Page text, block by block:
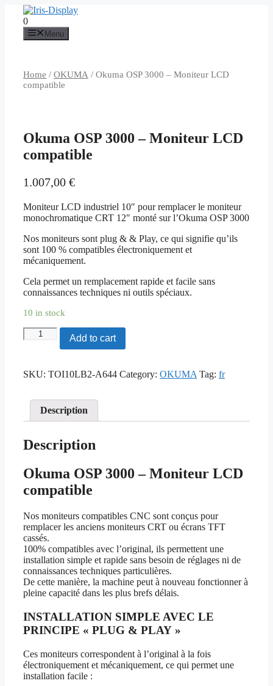
contenu
0
Menu
Home / OKUMA / Okuma OSP 3000 – Moniteur LCD
compatible
Okuma OSP 3000 – Moniteur LCD
compatible
1.007,00 €
Moniteur LCD industriel 10″ pour remplacer le moniteur
monochromatique CRT 12″ monté sur l’Okuma OSP 3000
Nos moniteurs sont plug & & Play, ce qui signifie qu’ils
sont 100 % compatibles électroniquement et
mécaniquement.
Cela permet un remplacement rapide et facile sans
connaissances techniques ni outils spéciaux.
10 in stock
Okuma
OSP
Moniteur
compatible
quantity
Add to cart
SKU: TOI10LB2-A644 Category: OKUMA Tag: fr
Description
Description
Okuma OSP 3000 – Moniteur LCD
compatible
Nos moniteurs compatibles CNC sont conçus pour
remplacer les anciens moniteurs CRT ou écrans TFT
cassés.
100% compatibles avec l’original, ils permettent une
installation simple et rapide sans besoin de réglages ni de
connaissances techniques particulières.
De cette manière, la machine peut à nouveau fonctionner à
pleine capacité dans les plus brefs délais.
INSTALLATION SIMPLE AVEC LE
PRINCIPE « PLUG & PLAY »
Ces moniteurs correspondent à l’original à la fois
électroniquement et mécaniquement, ce qui permet une
installation facile :